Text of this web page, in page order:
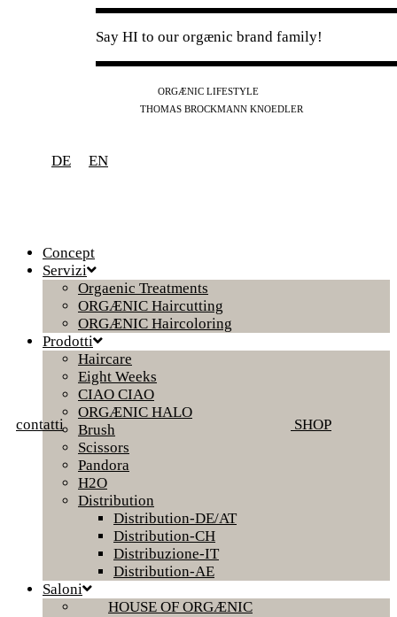
Say HI to our orgænic brand family!
ORGÆNIC LIFESTYLE
THOMAS BROCKMANN KNOEDLER
DE EN
contatti SHOP
Concept
Servizi
Orgaenic Treatments
ORGÆNIC Haircutting
ORGÆNIC Haircoloring
Prodotti
Haircare
Eight Weeks
CIAO CIAO
ORGÆNIC HALO
Brush
Scissors
Pandora
H2O
Distribution
Distribution-DE/AT
Distribution-CH
Distribuzione-IT
Distribution-AE
Saloni
HOUSE OF ORGÆNIC